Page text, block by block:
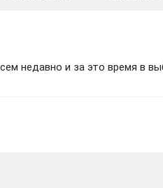
недавно и за это время в